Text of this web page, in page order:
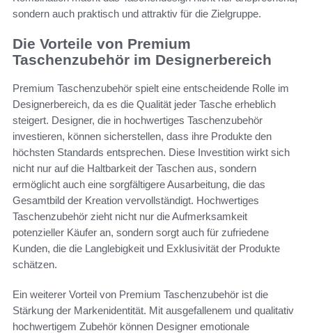
sondern auch praktisch und attraktiv für die Zielgruppe.
Die Vorteile von Premium
Taschenzubehör im Designerbereich
Premium Taschenzubehör spielt eine entscheidende Rolle im
Designerbereich, da es die Qualität jeder Tasche erheblich
steigert. Designer, die in hochwertiges Taschenzubehör
investieren, können sicherstellen, dass ihre Produkte den
höchsten Standards entsprechen. Diese Investition wirkt sich
nicht nur auf die Haltbarkeit der Taschen aus, sondern
ermöglicht auch eine sorgfältigere Ausarbeitung, die das
Gesamtbild der Kreation vervollständigt. Hochwertiges
Taschenzubehör zieht nicht nur die Aufmerksamkeit
potenzieller Käufer an, sondern sorgt auch für zufriedene
Kunden, die die Langlebigkeit und Exklusivität der Produkte
schätzen.
Ein weiterer Vorteil von Premium Taschenzubehör ist die
Stärkung der Markenidentität. Mit ausgefallenem und qualitativ
hochwertigem Zubehör können Designer emotionale